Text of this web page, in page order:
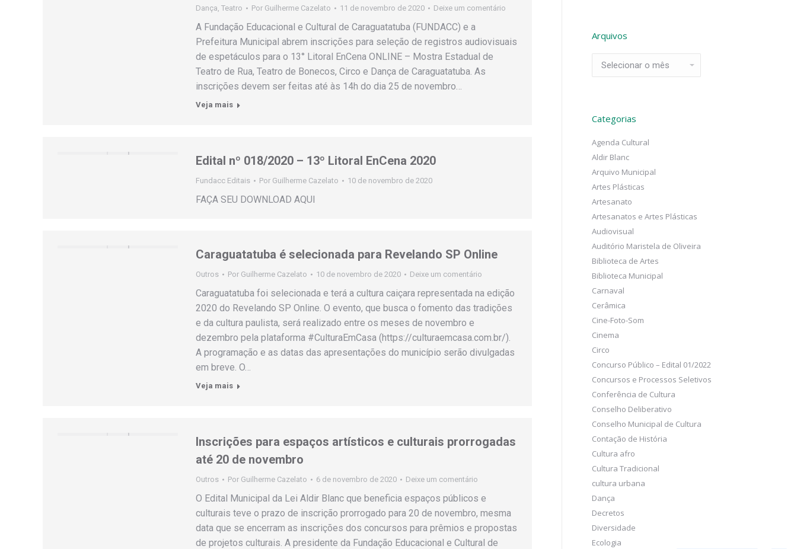
Dança, Teatro Por Guilherme Cazelato 11 de novembro de 2020 Deixe um comentário
A Fundação Educacional e Cultural de Caraguatatuba (FUNDACC) e a
Prefeitura Municipal abrem inscrições para seleção de registros audiovisuais
de espetáculos para o 13° Litoral EnCena ONLINE – Mostra Estadual de
Teatro de Rua, Teatro de Bonecos, Circo e Dança de Caraguatatuba. As
inscrições devem ser feitas até às 14h do dia 25 de novembro…
Veja mais
Edital nº 018/2020 – 13º Litoral EnCena 2020
Fundacc Editais Por Guilherme Cazelato 10 de novembro de 2020
FAÇA SEU DOWNLOAD AQUI
Caraguatatuba é selecionada para Revelando SP Online
Outros Por Guilherme Cazelato 10 de novembro de 2020 Deixe um comentário
Caraguatatuba foi selecionada e terá a cultura caiçara representada na edição
2020 do Revelando SP Online. O evento, que busca o fomento das tradições
e da cultura paulista, será realizado entre os meses de novembro e
dezembro pela plataforma #CulturaEmCasa (https://culturaemcasa.com.br/).
A programação e as datas das apresentações do município serão divulgadas
em breve. O…
Veja mais
Inscrições para espaços artísticos e culturais prorrogadas
até 20 de novembro
Outros Por Guilherme Cazelato 6 de novembro de 2020 Deixe um comentário
O Edital Municipal da Lei Aldir Blanc que beneficia espaços públicos e
culturais teve o prazo de inscrição prorrogado para 20 de novembro, mesma
data que se encerram as inscrições dos concursos para prêmios e propostas
de projetos culturais. A presidente da Fundação Educacional e Cultural de
Arquivos
Categorias
Agenda Cultural
Aldir Blanc
Arquivo Municipal
Artes Plásticas
Artesanato
Artesanatos e Artes Plásticas
Audiovisual
Auditório Maristela de Oliveira
Biblioteca de Artes
Biblioteca Municipal
Carnaval
Cerâmica
Cine-Foto-Som
Cinema
Circo
Concurso Público – Edital 01/2022
Concursos e Processos Seletivos
Conferência de Cultura
Conselho Deliberativo
Conselho Municipal de Cultura
Contação de História
Cultura afro
Cultura Tradicional
cultura urbana
Dança
Decretos
Diversidade
Ecologia